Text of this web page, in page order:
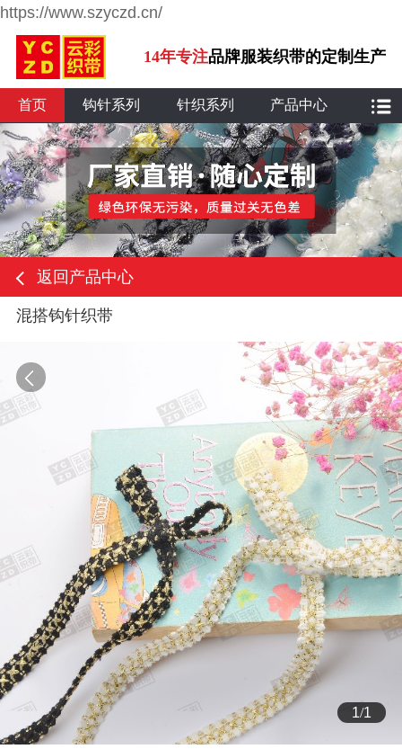
https://www.szyczd.cn/
14年专注品牌服装织带的定制生产
首页 钩针系列 针织系列 产品中心
返回产品中心
混搭钩针织带
1/1